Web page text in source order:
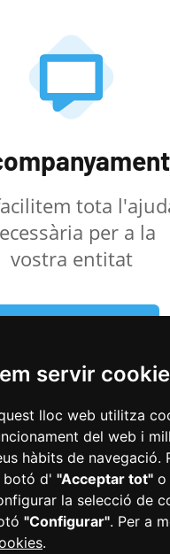
servir
lloc web utilitza
del web i
hàbits de
botó d' "Acceptar tot" o
la selecció de
"Configurar". Per a
.
tota
per a la
vostra entitat
Fer una petició